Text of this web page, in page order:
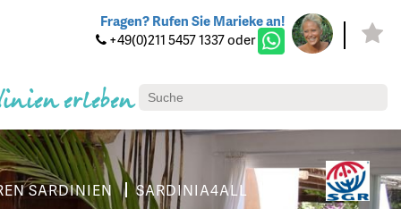
Fragen? Rufen Sie Marieke an!
+49(0)211 5457 1337 oder
erleben
SARDINIEN
SARDINIA4ALL